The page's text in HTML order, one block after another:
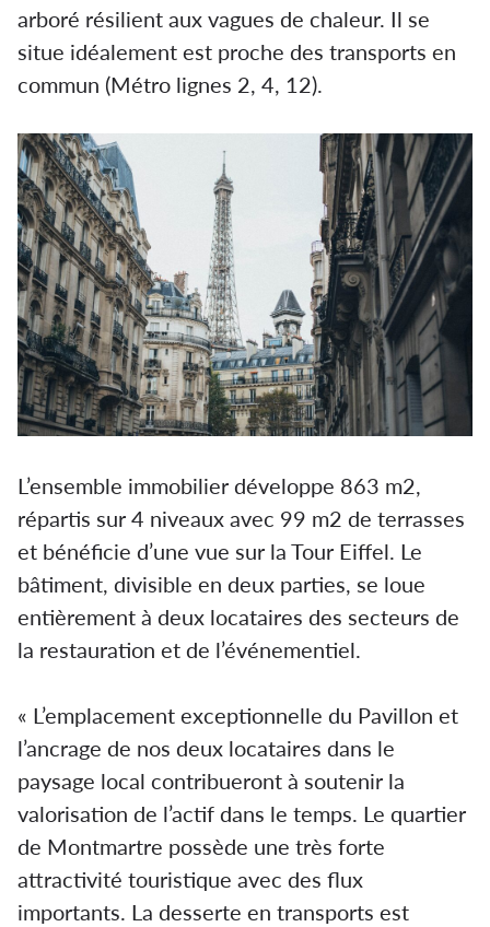
arboré résilient aux vagues de chaleur. Il se
situe idéalement est proche des transports en
commun (Métro lignes 2, 4, 12).
L’ensemble immobilier développe 863 m2,
répartis sur 4 niveaux avec 99 m2 de terrasses
et bénéficie d’une vue sur la Tour Eiffel. Le
bâtiment, divisible en deux parties, se loue
entièrement à deux locataires des secteurs de
la restauration et de l’événementiel.
« L’emplacement exceptionnelle du Pavillon et
l’ancrage de nos deux locataires dans le
paysage local contribueront à soutenir la
valorisation de l’actif dans le temps. Le quartier
de Montmartre possède une très forte
attractivité touristique avec des flux
importants. La desserte en transports est